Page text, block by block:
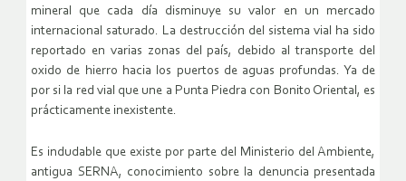
mineral que cada día disminuye su valor en un mercado
internacional saturado. La destrucción del sistema vial ha sido
reportado en varias zonas del país, debido al transporte del
oxido de hierro hacia los puertos de aguas profundas. Ya de
por si la red vial que une a Punta Piedra con Bonito Oriental, es
prácticamente inexistente.
Es indudable que existe por parte del Ministerio del Ambiente,
antigua SERNA, conocimiento sobre la denuncia presentada